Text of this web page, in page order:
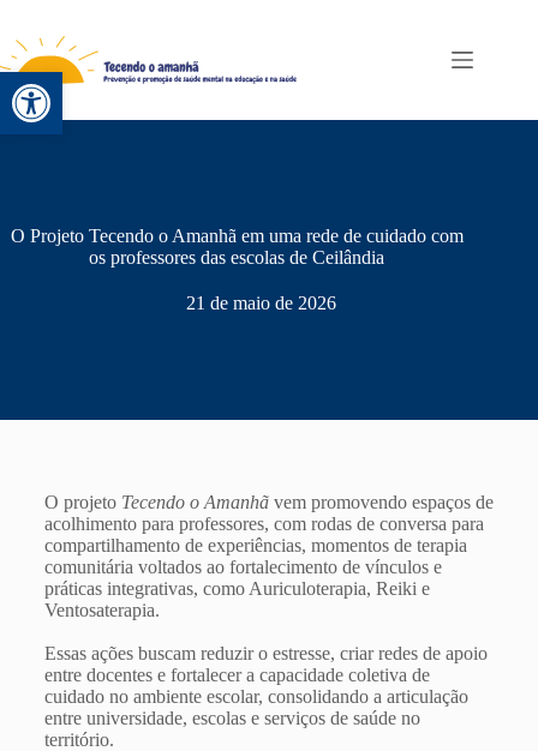
Abrir a barra de ferramentas
O Projeto Tecendo o Amanhã em uma rede de cuidado com
os professores das escolas de Ceilândia
21 de maio de 2026
O projeto Tecendo o Amanhãvem promovendo espaços de
acolhimento para professores, com rodas de conversa para
compartilhamento de experiências, momentos de terapia
comunitária voltados ao fortalecimento de vínculos e
práticas integrativas, como Auriculoterapia, Reiki e
Ventosaterapia.
Essas ações buscam reduzir o estresse, criar redes de apoio
entre docentes e fortalecer a capacidade coletiva de
cuidado no ambiente escolar, consolidando a articulação
entre universidade, escolas e serviços de saúde no
território.